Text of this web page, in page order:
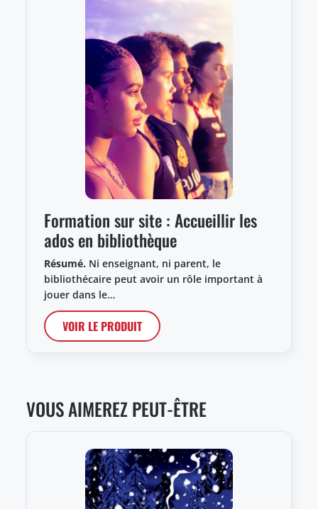
Formation sur site : Accueillir les
ados en bibliothèque
Résumé. Ni enseignant, ni parent, le
bibliothécaire peut avoir un rôle important à
jouer dans le…
VOIR LE PRODUIT
VOUS AIMEREZ PEUT-ÊTRE